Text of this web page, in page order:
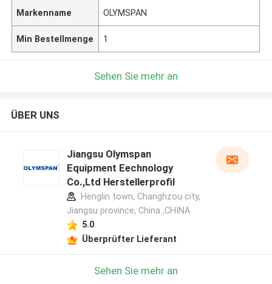
Markenname OLYMSPAN
Min Bestellmenge 1
Sehen Sie mehr an
ÜBER UNS
Jiangsu Olymspan
Equipment Eechnology
Co.,Ltd Herstellerprofil
Henglin town, Changhzou city,
Jiangsu province, China ,CHINA
5.0
Überprüfter Lieferant
Sehen Sie mehr an